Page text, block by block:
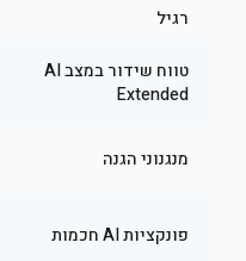
רגיל
טווח שידור במצב AI
Extended
מנגנוני הגנה
פונקציות AI חכמות